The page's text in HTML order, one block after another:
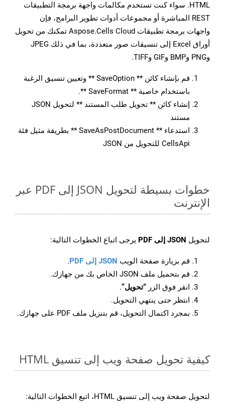
HTML. سواء كنت تستخدم مكالمات واجهة برمجة التطبيقات
REST المباشرة أو مجموعات أدوات تطوير البرامج، فإن
واجهات برمجة تطبيقات Aspose.Cells Cloud تمكنك من تحويل
أوراق Excel إلى تنسيقات صور متعددة، بما في ذلك JPEG
وPNG وBMP وGIF وTIFF.
قم بإنشاء كائن ** SaveOption ** وتعيين تنسيق الرغبة
باستخدام خاصية ** SaveFormat **.
إنشاء كائن ** تحويل طلب المستند ** لتحويل JSON
مستند
استدعاء ** SaveAsPostDocument ** بطريقة مثيل فئة
CellsApi للتحويل من JSON
خطوات بسيطة لتحويل JSON إلى PDF عبر
الإنترنت
لتحويل JSON إلى PDF يرجى اتباع الخطوات التالية:
قم بزيارة صفحة الويب JSON إلى PDF
.
قم بتحميل ملف JSON الخاص بك من جهازك.
انقر فوق الزر “تحويل”.
انتظر حتى ينتهي التحويل.
بمجرد اكتمال التحويل، قم بتنزيل ملف PDF على جهازك.
كيفية تحويل صفحة ويب إلى تنسيق HTML
لتحويل صفحة ويب إلى تنسيق HTML، اتبع الخطوات التالية: